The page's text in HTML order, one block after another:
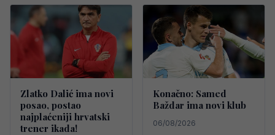
Zlatko Dalić ima novi
posao, postao
najplaćeniji hrvatski
trener ikada!
Konačno: Samed
Baždar ima novi klub
06/08/2026